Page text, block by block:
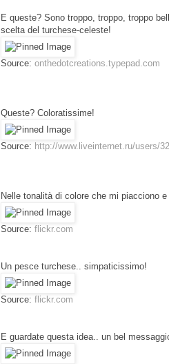
E queste? Sono troppo, troppo, troppo
scelta del turchese-celeste!
Source: onthedotcreations.typepad.com
Queste? Coloratissime!
Source: http://www.liveinternet.ru/users/
Nelle tonalità di colore che mi piacciono
Source: flickr.com
Un pesce turchese.. simpaticissimo!
Source: flickr.com
E guardate questa idea.. un bel